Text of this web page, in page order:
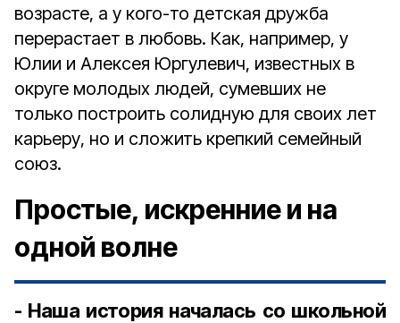
возрасте, а у кого-то детская дружба
перерастает в любовь. Как, например, у
Юлии и Алексея Юргулевич, известных в
округе молодых людей, сумевших не
только построить солидную для своих лет
карьеру, но и сложить крепкий семейный
союз.
Простые, искренние и на
одной волне
- Наша история началась со школьной